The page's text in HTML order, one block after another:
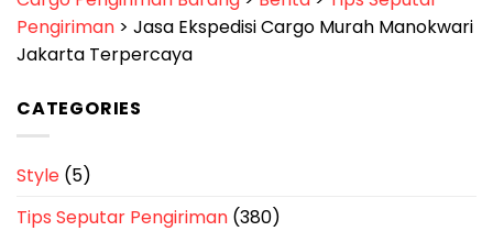
Pengiriman > Jasa Ekspedisi Cargo Murah Manokwari
Jakarta Terpercaya
CATEGORIES
Style (5)
Tips Seputar Pengiriman (380)